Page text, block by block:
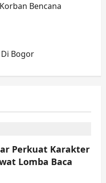
Bencana
Bogor
Perkuat Karakter
Lomba Baca